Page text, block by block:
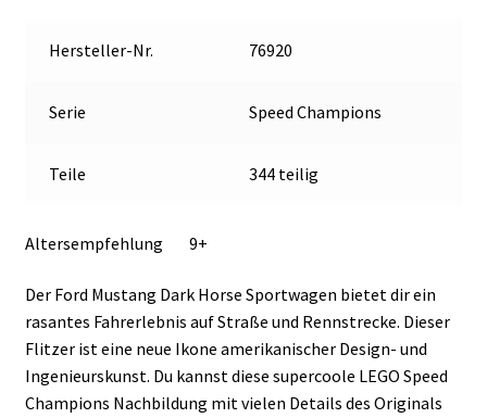
Hersteller-Nr. 76920
Serie Speed Champions
Teile 344 teilig
Altersempfehlung 9+
Der Ford Mustang Dark Horse Sportwagen bietet dir ein
rasantes Fahrerlebnis auf Straße und Rennstrecke. Dieser
Flitzer ist eine neue Ikone amerikanischer Design- und
Ingenieurskunst. Du kannst diese supercoole LEGO Speed
Champions Nachbildung mit vielen Details des Originals